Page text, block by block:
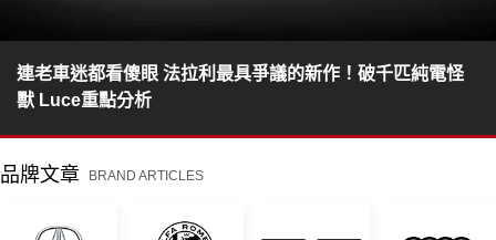
連老車迷都看傻眼 法拉利最具爭議的新作！破千匹純電怪
獸 Luce重點分析
品牌文章 BRAND ARTICLES